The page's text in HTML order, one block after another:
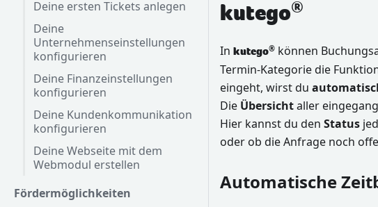
Deine ersten Tickets anlegen
Deine
Unternehmenseinstellungen
konfigurieren
Deine Finanzeinstellungen
konfigurieren
Deine Kundenkommunikation
konfigurieren
Deine Webseite mit dem
Webmodul erstellen
Fördermöglichkeiten
kutego®
In kutego® können
Termin-Kategorie die
eingeht, wirst du
Die Übersichtaller
Hier kannst du den Status
oder ob die Anfrage noch
Automatische